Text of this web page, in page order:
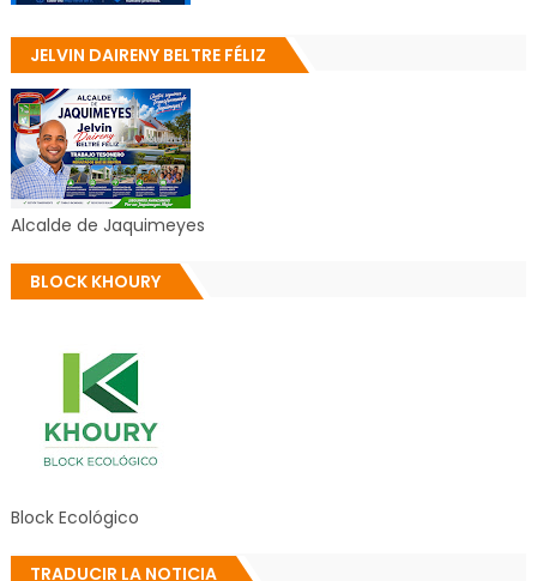
JELVIN DAIRENY BELTRE FÉLIZ
Alcalde de Jaquimeyes
BLOCK KHOURY
Block Ecológico
TRADUCIR LA NOTICIA